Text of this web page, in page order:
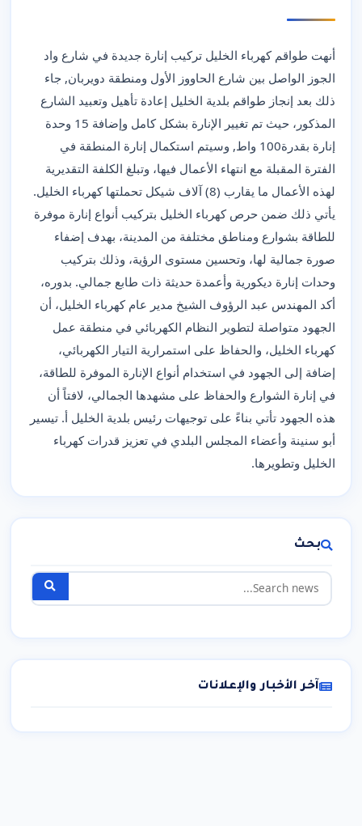
أنهت طواقم كهرباء الخليل تركيب إنارة جديدة في شارع واد
الجوز الواصل بين شارع الحاووز الأول ومنطقة دويربان, جاء
ذلك بعد إنجاز طواقم بلدية الخليل إعادة تأهيل وتعبيد الشارع
المذكور، حيث تم تغيير الإنارة بشكل كامل وإضافة 15 وحدة
إنارة بقدرة100 واط, وسيتم استكمال إنارة المنطقة في
الفترة المقبلة مع انتهاء الأعمال فيها، وتبلغ الكلفة التقديرية
لهذه الأعمال ما يقارب (8) آلاف شيكل تحملتها كهرباء الخليل.
يأتي ذلك ضمن حرص كهرباء الخليل بتركيب أنواع إنارة موفرة
للطاقة بشوارع ومناطق مختلفة من المدينة، بهدف إضفاء
صورة جمالية لها، وتحسين مستوى الرؤية، وذلك بتركيب
وحدات إنارة ديكورية وأعمدة حديثة ذات طابع جمالي. بدوره،
أكد المهندس عبد الرؤوف الشيخ مدير عام كهرباء الخليل، أن
الجهود متواصلة لتطوير النظام الكهربائي في منطقة عمل
كهرباء الخليل، والحفاظ على استمرارية التيار الكهربائي،
إضافة إلى الجهود في استخدام أنواع الإنارة الموفرة للطاقة،
في إنارة الشوارع والحفاظ على مشهدها الجمالي، لافتاً أن
هذه الجهود تأتي بناءً على توجيهات رئيس بلدية الخليل أ. تيسير
أبو سنينة وأعضاء المجلس البلدي في تعزيز قدرات كهرباء
الخليل وتطويرها.
بحث
آخر الأخبار والإعلانات